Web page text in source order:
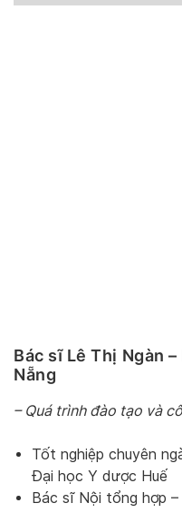
Bác sĩ Lê Thị Ngàn
Nẵng
– Quá trình đào tạo và
Tốt nghiệp chuyên
Đại học Y dược Huế
Bác sĩ Nội tổng hợp